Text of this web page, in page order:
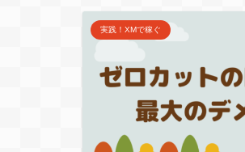
実践！XMで稼ぐ